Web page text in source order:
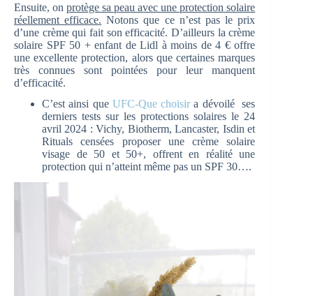
Ensuite, onprotège sa peau avec une protection solaire
réellement efficace. Notons que ce n’est pas le prix
d’une crème qui fait son efficacité. D’ailleurs la crème
solaire SPF 50 + enfant de Lidl à moins de 4 € offre
une excellente protection, alors que certaines marques
très connues sont pointées pour leur manquent
d’efficacité.
C’est ainsi que UFC-Que choisira dévoilé ses
derniers tests sur les protections solaires le 24
avril 2024 : Vichy, Biotherm, Lancaster, Isdin et
Rituals censées proposer une crème solaire
visage de 50 et 50+, offrent en réalité une
protection qui n’atteint même pas un SPF 30….